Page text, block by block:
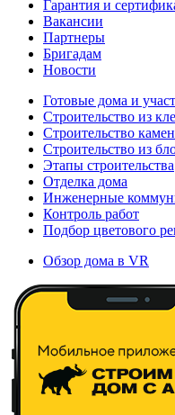
Гарантия и
Вакансии
Партнеры
Бригадам
Новости
Готовые дома и
Строительство из
Строительство
Строительство из
Этапы строительства
Отделка дома
Инженерные
Контроль работ
Подбор цветового
Обзор дома в VR